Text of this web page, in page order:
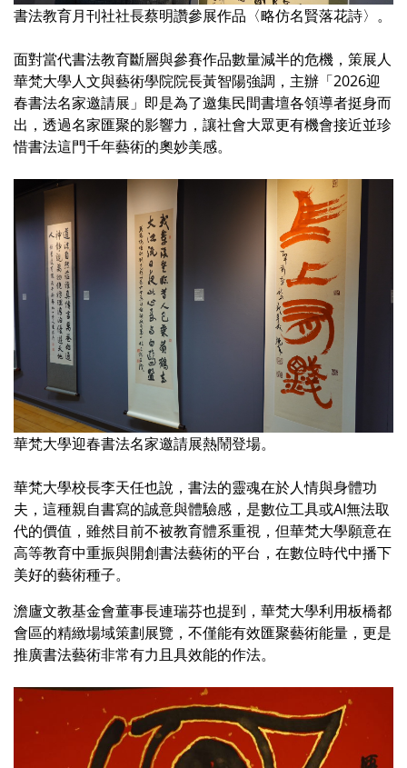
書法教育月刊社社長蔡明讚參展作品〈略仿名賢落花詩〉。
面對當代書法教育斷層與參賽作品數量減半的危機，策展人
華梵大學人文與藝術學院院長黃智陽強調，主辦「2026迎
春書法名家邀請展」即是為了邀集民間書壇各領導者挺身而
出，透過名家匯聚的影響力，讓社會大眾更有機會接近並珍
惜書法這門千年藝術的奧妙美感。
華梵大學迎春書法名家邀請展熱鬧登場。
華梵大學校長李天任也說，書法的靈魂在於人情與身體功
夫，這種親自書寫的誠意與體驗感，是數位工具或AI無法取
代的價值，雖然目前不被教育體系重視，但華梵大學願意在
高等教育中重振與開創書法藝術的平台，在數位時代中播下
美好的藝術種子。
澹廬文教基金會董事長連瑞芬也提到，華梵大學利用板橋都
會區的精緻場域策劃展覽，不僅能有效匯聚藝術能量，更是
推廣書法藝術非常有力且具效能的作法。